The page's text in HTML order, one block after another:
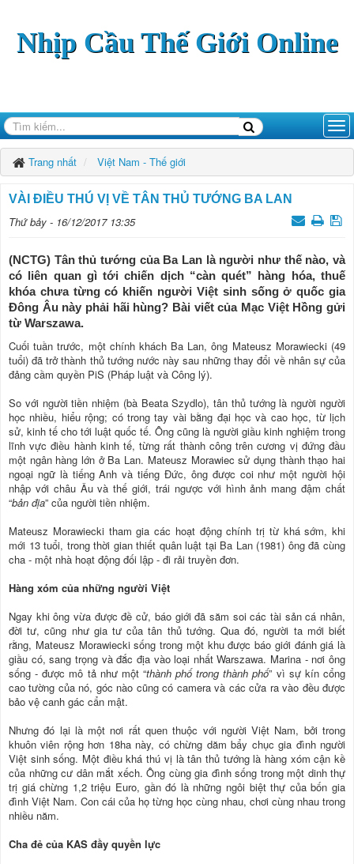
Nhịp Cầu Thế Giới Online
Trang nhất Việt Nam - Thế giới
VÀI ĐIỀU THÚ VỊ VỀ TÂN THỦ TƯỚNG BA LAN
Thứ bảy - 16/12/2017 13:35
(NCTG) Tân thủ tướng của Ba Lan là người như thế nào, và
có liên quan gì tới chiến dịch “càn quét” hàng hóa, thuế
khóa chưa từng có khiến người Việt sinh sống ở quốc gia
Đông Âu này phải hãi hùng? Bài viết của Mạc Việt Hồng gửi
từ Warszawa.
Cuối tuần trước, một chính khách Ba Lan, ông Mateusz Morawiecki (49
tuổi) đã trở thành thủ tướng nước này sau những thay đổi về nhân sự của
đảng cầm quyền PiS (Pháp luật và Công lý).
So với người tiền nhiệm (bà Beata Szydlo), tân thủ tướng là người người
học nhiều, hiểu rộng; có trong tay vài bằng đại học và cao học, từ lịch
sử, kinh tế cho tới luật quốc tế. Ông cũng là người giầu kinh nghiệm trong
lĩnh vực điều hành kinh tế, từng rất thành công trên cương vị đứng đầu
một ngân hàng lớn ở Ba Lan. Mateusz Morawiec sử dụng thành thạo hai
ngoại ngữ là tiếng Anh và tiếng Đức, ông được coi như một người hội
nhập với châu Âu và thế giới, trái ngược với hình ảnh mang đậm chất
“bản địa” của người tiền nhiệm.
Mateusz Morawiecki tham gia các hoạt động chính trị từ khá sớm, khi
mới 13 tuổi, trong thời gian thiết quân luật tại Ba Lan (1981) ông đã cùng
cha - một nhà hoạt động đối lập - đi rải truyền đơn.
Hàng xóm của những người Việt
Ngay khi ông vừa được đề cử, báo giới đã săm soi các tài sản cá nhân,
đời tư, cũng như gia tư của tân thủ tướng. Qua đó, người ta mới biết
rằng, Mateusz Morawiecki sống trong một khu được báo giới đánh giá là
giầu có, sang trọng và đắc địa vào loại nhất Warszawa. Marina - nơi ông
sống - được mô tả như một “thành phố trong thành phố” vì sự kín cổng
cao tường của nó, góc nào cũng có camera và các cửa ra vào đều được
bảo vệ canh gác cẩn mật.
Nhưng đó lại là một nơi rất quen thuộc với người Việt Nam, bởi trong
khuôn viên rộng hơn 18ha này, có chừng dăm bẩy chục gia đình người
Việt sinh sống. Một điều khá thú vị là tân thủ tướng là hàng xóm cận kề
của những cư dân mắt xếch. Ông cùng gia đình sống trong một dinh thự
trị giá chừng 1,2 triệu Euro, gần đó là những ngôi biệt thự của bốn gia
đình Việt Nam. Con cái của họ từng học cùng nhau, chơi cùng nhau trong
nhiều năm.
Cha đẻ của KAS đầy quyền lực